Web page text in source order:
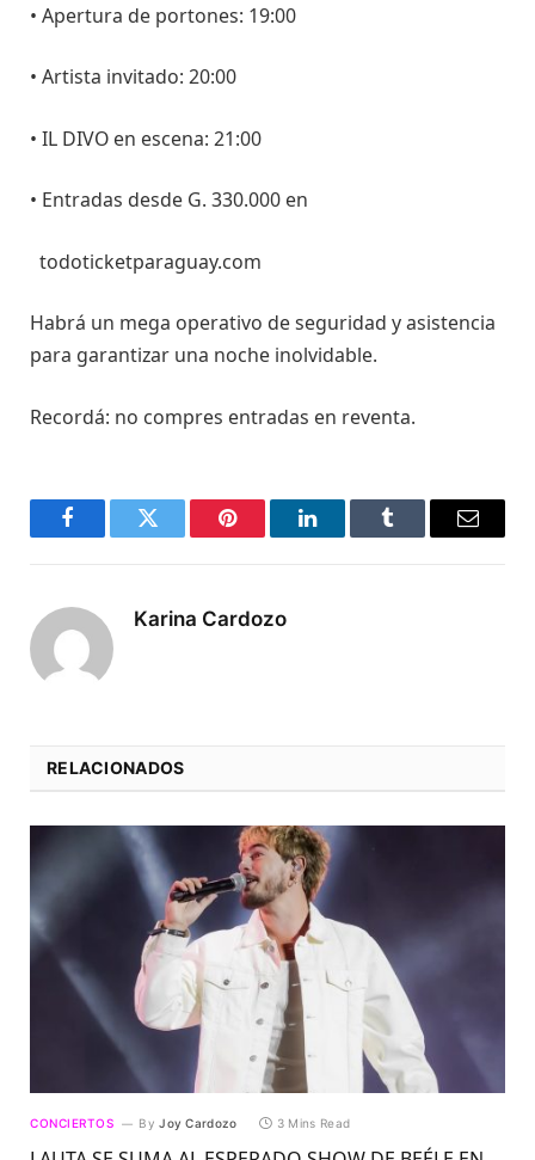
• Apertura de portones: 19:00
• Artista invitado: 20:00
• IL DIVO en escena: 21:00
• Entradas desde G. 330.000 en
todoticketparaguay.com
Habrá un mega operativo de seguridad y asistencia
para garantizar una noche inolvidable.
Recordá: no compres entradas en reventa.
FacebookTwitter Pinterest LinkedInTumblr Email
Karina Cardozo
RELACIONADOS
CONCIERTOS By Joy Cardozo 3 Mins Read